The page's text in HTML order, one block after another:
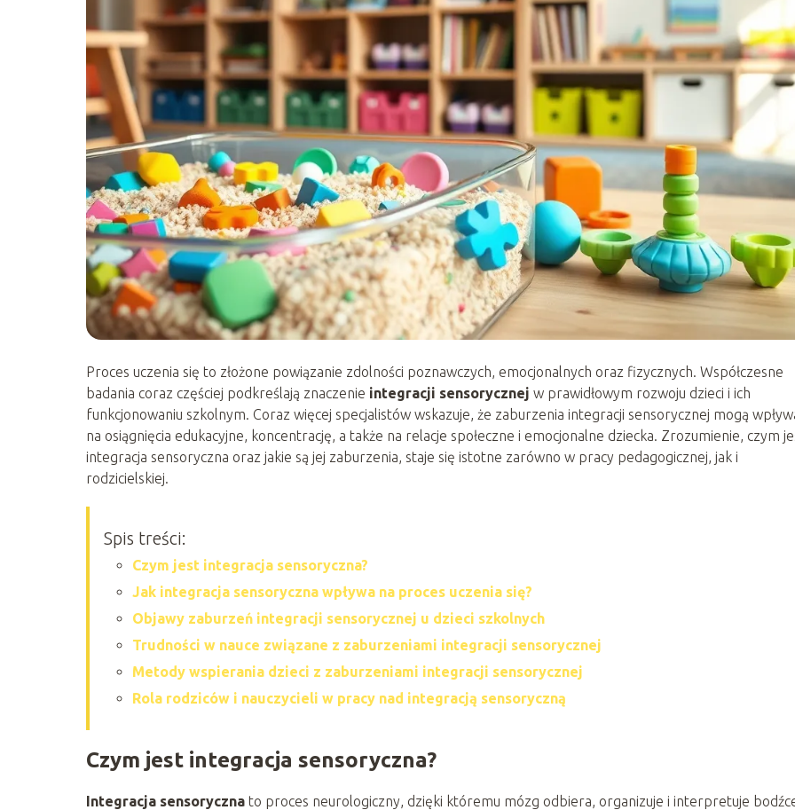
Proces uczenia się to złożone powiązanie zdolności poznawczych, emocjonalnych oraz fizycznych. Współczesne
badania coraz częściej podkreślają znaczenie integracji sensorycznej w prawidłowym rozwoju dzieci i ich
funkcjonowaniu szkolnym. Coraz więcej specjalistów wskazuje, że zaburzenia integracji sensorycznej mogą
na osiągnięcia edukacyjne, koncentrację, a także na relacje społeczne i emocjonalne dziecka. Zrozumienie, czym
integracja sensoryczna oraz jakie są jej zaburzenia, staje się istotne zarówno w pracy pedagogicznej, jak i
rodzicielskiej.
Spis treści:
Czym jest integracja sensoryczna?
Jak integracja sensoryczna wpływa na proces uczenia się?
Objawy zaburzeń integracji sensorycznej u dzieci szkolnych
Trudności w nauce związane z zaburzeniami integracji sensorycznej
Metody wspierania dzieci z zaburzeniami integracji sensorycznej
Rola rodziców i nauczycieli w pracy nad integracją sensoryczną
Czym jest integracja sensoryczna?
Integracja sensoryczna to proces neurologiczny, dzięki któremu mózg odbiera, organizuje i interpretuje